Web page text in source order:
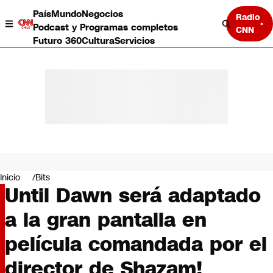
PaísMundoNegocios
Podcast y Programas completos
Futuro 360CulturaServicios
Radio
CNN
Negocios
Deportes
Programas completos
Cultura
Servicios
Bits
CNN tiempo
Inicio Bits
Until Dawn será adaptado
a la gran pantalla en
película comandada por el